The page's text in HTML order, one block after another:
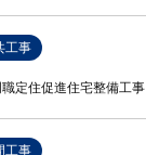
工事
定住促進住宅整備工事
工事